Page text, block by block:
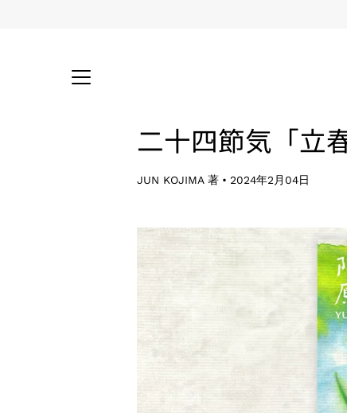
二十四節気「立
JUN KOJIMA 著 2024年2月04日